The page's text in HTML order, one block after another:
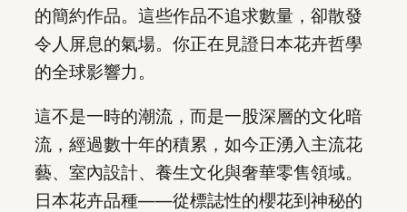
的簡約作品。這些作品不追求數量，卻散發
令人屏息的氣場。你正在見證日本花卉哲學
的全球影響力。
這不是一時的潮流，而是一股深層的文化暗
流，經過數十年的積累，如今正湧入主流花
藝、室內設計、養生文化與奢華零售領域。
日本花卉品種——從標誌性的櫻花到神秘的